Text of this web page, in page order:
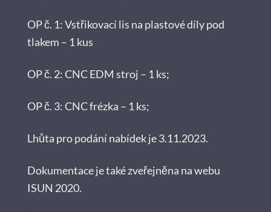
OP č. 1: Vstřikovací lis na plastové díly pod
tlakem – 1 kus
OP č. 2: CNC EDM stroj – 1 ks;
OP č. 3: CNC frézka – 1 ks;
Lhůta pro podání nabídek je 3.11.2023.
Dokumentace je také zveřejněna na webu
ISUN 2020.